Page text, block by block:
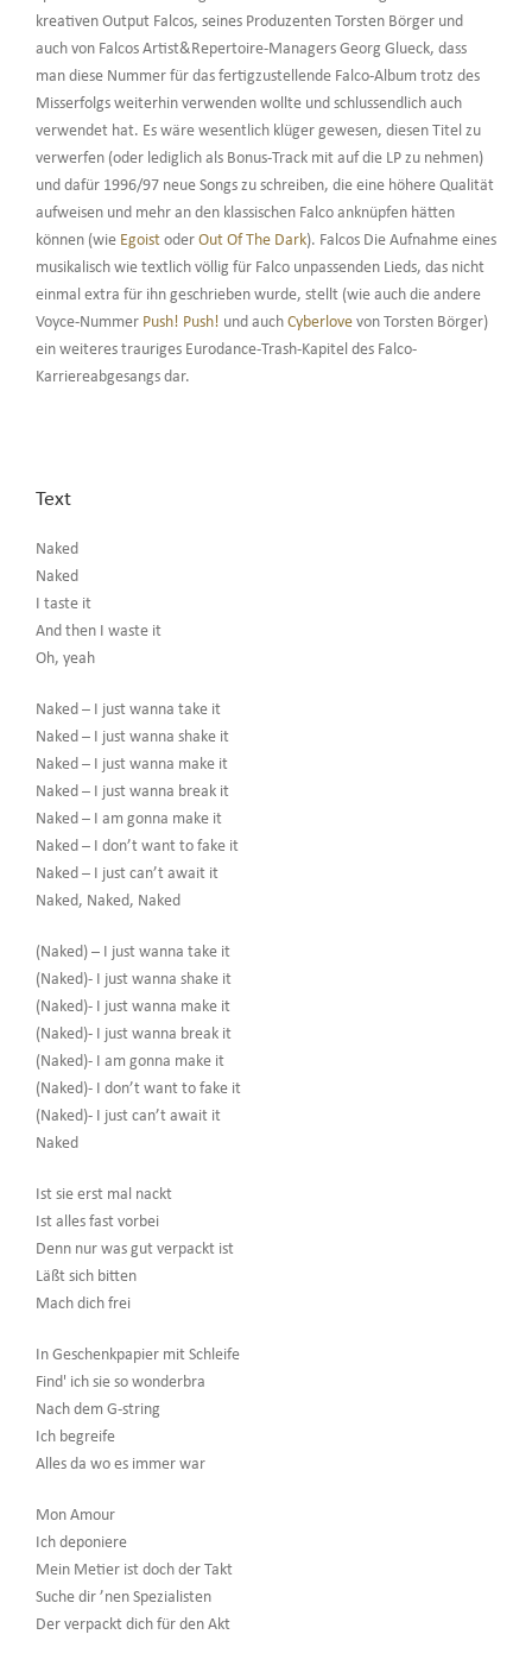
kreativen Output Falcos, seines Produzenten Torsten Börger und
auch von Falcos Artist&Repertoire-Managers Georg Glueck, dass
man diese Nummer für das fertigzustellende Falco-Album trotz des
Misserfolgs weiterhin verwenden wollte und schlussendlich auch
verwendet hat. Es wäre wesentlich klüger gewesen, diesen Titel zu
verwerfen (oder lediglich als Bonus-Track mit auf die LP zu nehmen)
und dafür 1996/97 neue Songs zu schreiben, die eine höhere Qualität
aufweisen und mehr an den klassischen Falco anknüpfen hätten
können (wie Egoistoder Out Of The Dark). Falcos Die Aufnahme eines
musikalisch wie textlich völlig für Falco unpassenden Lieds, das nicht
einmal extra für ihn geschrieben wurde, stellt (wie auch die andere
Voyce-Nummer Push! Push! und auch Cyberlovevon Torsten Börger)
ein weiteres trauriges Eurodance-Trash-Kapitel des Falco-
Karriereabgesangs dar.
Text
Naked
Naked
I taste it
And then I waste it
Oh, yeah
Naked – I just wanna take it
Naked – I just wanna shake it
Naked – I just wanna make it
Naked – I just wanna break it
Naked – I am gonna make it
Naked – I don’t want to fake it
Naked – I just can’t await it
Naked, Naked, Naked
(Naked) – I just wanna take it
(Naked)- I just wanna shake it
(Naked)- I just wanna make it
(Naked)- I just wanna break it
(Naked)- I am gonna make it
(Naked)- I don’t want to fake it
(Naked)- I just can’t await it
Naked
Ist sie erst mal nackt
Ist alles fast vorbei
Denn nur was gut verpackt ist
Läßt sich bitten
Mach dich frei
In Geschenkpapier mit Schleife
Find' ich sie so wonderbra
Nach dem G-string
Ich begreife
Alles da wo es immer war
Mon Amour
Ich deponiere
Mein Metier ist doch der Takt
Suche dir ’nen Spezialisten
Der verpackt dich für den Akt